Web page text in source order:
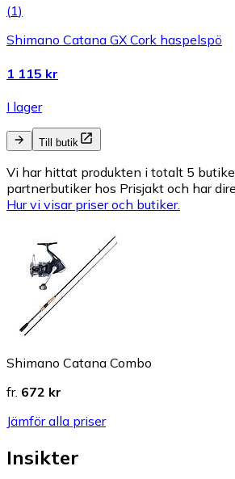
(1)
Shimano Catana GX Cork haspelspö
1 115 kr
I lager
Till butik
Vi har hittat produkten i totalt 5
partnerbutiker hos Prisjakt och har
Hur vi visar priser och butiker.
Shimano Catana Combo
fr. 672 kr
Jämför alla priser
Insikter